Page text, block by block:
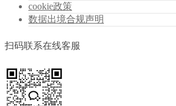
cookie政策
数据出境合规声明
扫码联系在线客服